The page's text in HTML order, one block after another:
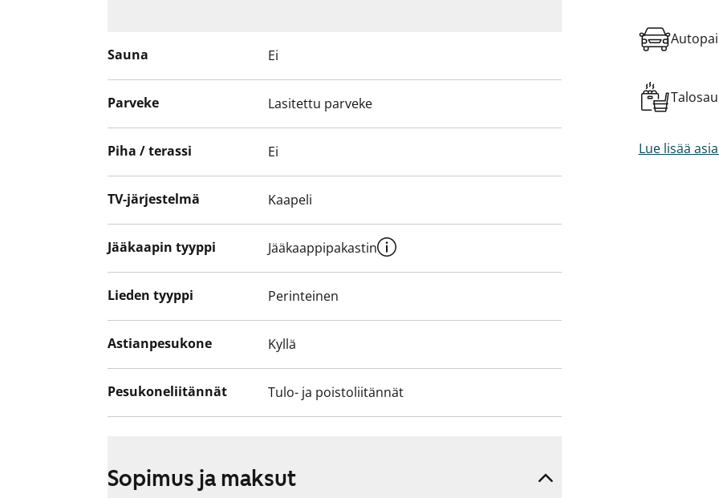
Asuntojen parvekkeet ovat toistaiseksi käyttökiellossa ja parvekkeille on
Lue lisää
Sauna Ei
Parveke Lasitettu parveke
Piha / terassi Ei
TV-järjestelmä Kaapeli
Jääkaapin tyyppi Jääkaappipakastin
Lieden tyyppi Perinteinen
Astianpesukone Kyllä
Pesukoneliitännät Tulo- ja poistoliitännät
Sopimus ja maksut